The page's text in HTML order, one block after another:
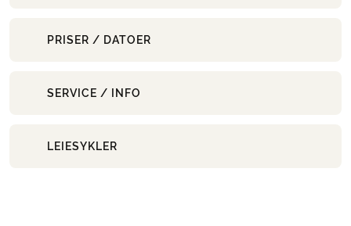
PRISER / DATOER
SERVICE / INFO
LEIESYKLER